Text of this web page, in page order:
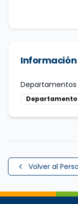
Departamentos
Volver al